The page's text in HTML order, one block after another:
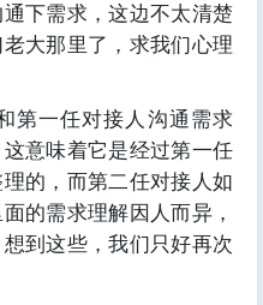
下需求，这边不太清楚
大那里了，求我们心理
第一任对接人沟通需求
意味着它是经过第一任
的，而第二任对接人如
的需求理解因人而异，
到这些，我们只好再次